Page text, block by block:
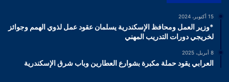
15 أكتوبر، 2024
*وزير العمل ومحافظ الإسكندرية يسلمان عقود عمل لذوي الهمم وجوائز
لخريجي دورات التدريب المهني
8 أبريل، 2025
العرابي يقود حملة مكبرة بشوارع العطارين وباب شرق الإسكندرية